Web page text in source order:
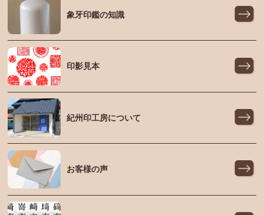
象牙印鑑の知識
印影見本
紀州印工房について
お客様の声